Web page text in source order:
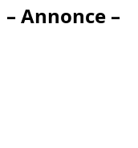
– Annonce –